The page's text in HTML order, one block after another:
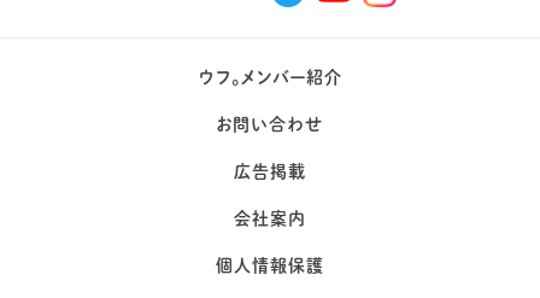
ウフ。メンバー紹介
お問い合わせ
広告掲載
会社案内
個人情報保護